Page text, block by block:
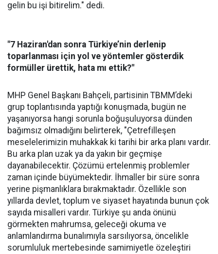
gelin bu işi bitirelim." dedi.
"7 Haziran'dan sonra Türkiye’nin derlenip
toparlanması için yol ve yöntemler gösterdik
formüller ürettik, hata mı ettik?"
MHP Genel Başkanı Bahçeli, partisinin TBMM’deki
grup toplantısında yaptığı konuşmada, bugün ne
yaşanıyorsa hangi sorunla boğuşuluyorsa dünden
bağımsız olmadığını belirterek, "Çetrefilleşen
meselelerimizin muhakkak ki tarihi bir arka planı vardır.
Bu arka plan uzak ya da yakın bir geçmişe
dayanabilecektir. Çözümü ertelenmiş problemler
zaman içinde büyümektedir. İhmaller bir süre sonra
yerine pişmanlıklara bırakmaktadır. Özellikle son
yıllarda devlet, toplum ve siyaset hayatında bunun çok
sayıda misalleri vardır. Türkiye şu anda önünü
görmekten mahrumsa, geleceği okuma ve
anlamlandırma bunalımıyla sarsılıyorsa, öncelikle
sorumluluk mertebesinde samimiyetle özeleştiri